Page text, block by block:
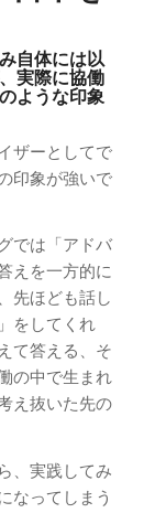
自体には以
実際に協働
ような印象
ザーとしてで
印象が強いで
では「アドバ
えを一方的に
先ほども話し
をしてくれ
て答える、そ
の中で生まれ
え抜いた先の
、実践してみ
なってしまう